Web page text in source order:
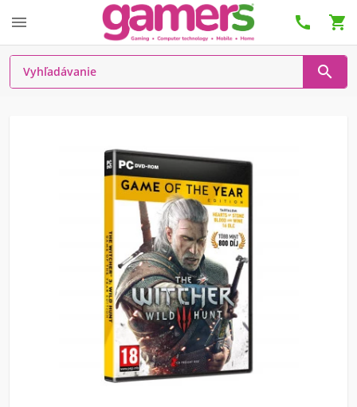
  
